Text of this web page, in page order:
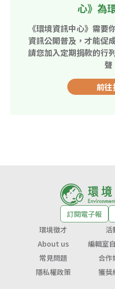
心》為
《環境資訊中心》需要
資訊公開普及，才能促
請您加入定期捐款的行
聲
前
訂閱電子報
環境徵才
活
About us
編輯室
常見問題
合作
隱私權政策
獲獎